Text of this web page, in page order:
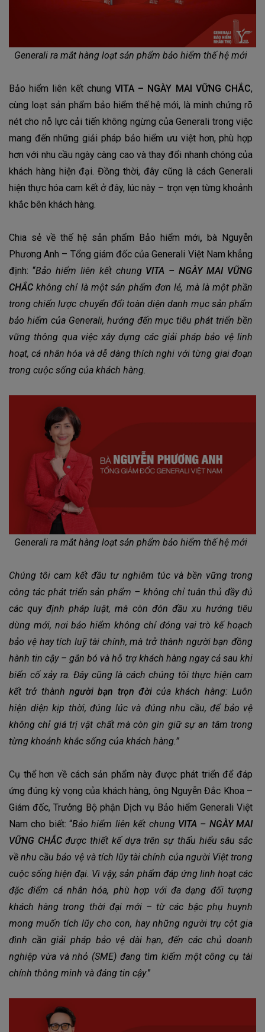
Generali ra mắt hàng loạt sản phẩm bảo hiểm thế hệ mới
Bảo hiểm liên kết chung VITA – NGÀY MAI VỮNG CHẮC,
cùng loạt sản phẩm bảo hiểm thế hệ mới, là minh chứng rõ
nét cho nỗ lực cải tiến không ngừng của Generali trong việc
mang đến những giải pháp bảo hiểm ưu việt hơn, phù hợp
hơn với nhu cầu ngày càng cao và thay đổi nhanh chóng của
khách hàng hiện đại. Đồng thời, đây cũng là cách Generali
hiện thực hóa cam kết ở đây, lúc này – trọn vẹn từng khoảnh
khắc bên khách hàng.
Chia sẻ về thế hệ sản phẩm Bảo hiểm mới, bà Nguyễn
Phương Anh – Tổng giám đốc của Generali Việt Nam khẳng
định: “Bảo hiểm liên kết chung VITA – NGÀY MAI VỮNG
CHẮC không chỉ là một sản phẩm đơn lẻ, mà là một phần
trong chiến lược chuyển đổi toàn diện danh mục sản phẩm
bảo hiểm của Generali, hướng đến mục tiêu phát triển bền
vững thông quaviệc xây dựng các giải pháp bảo vệ linh
hoạt, cá nhân hóa và dễ dàng thích nghi với từng giai đoạn
trong cuộc sống của khách hàng.
Generali ra mắt hàng loạt sản phẩm bảo hiểm thế hệ mới
Chúng tôi cam kết đầu tư nghiêm túc và bền vững trong
công tác phát triển sản phẩm – không chỉ tuân thủ đầy đủ
các quy định pháp luật, mà còn đón đầu xu hướng tiêu
dùng mới, nơi bảo hiểmkhông chỉ đóngvai trò kế hoạch
bảo vệ haytích luỹ tài chính, mà trở thành người bạn đồng
hành tin cậy – gắn bó và hỗ trợ khách hàng ngay cả sau khi
biến cố xảy ra. Đây cũng là cách chúng tôi thực hiện cam
kết trở thành người bạn trọn đờicủa khách hàng: Luôn
hiện diện kịp thời, đúng lúc và đúng nhu cầu, để bảo vệ
không chỉ giá trị vật chất mà còn gìn giữ sự an tâm trong
từng khoảnh khắc sống của khách hàng.”
Cụ thể hơn về cách sản phẩm này được phát triển để đáp
ứng đúng kỳ vọng của khách hàng, ông Nguyễn Đắc Khoa –
Giám đốc, Trưởng Bộ phận Dịch vụ Bảo hiểm Generali Việt
Nam cho biết: “Bảo hiểm liên kết chung VITA – NGÀY MAI
VỮNG CHẮCđược thiết kế dựa trên sự thấu hiểu sâu sắc
về nhu cầu bảo vệ và tích lũy tài chính của người Việt trong
cuộc sống hiện đại. Vì vậy, sản phẩm đáp ứng linh hoạt các
đặc điểm cá nhân hóa, phù hợp với đa dạng đối tượng
khách hàng trong thời đại mới – từ các bậc phụ huynh
mong muốn tích lũy cho con, hay những người trụ cột gia
đình cần giải pháp bảo vệ dài hạn, đến các chủ doanh
nghiệp vừa và nhỏ (SME) đang tìm kiếm một công cụ tài
chính thông minh và đáng tin cậy.”